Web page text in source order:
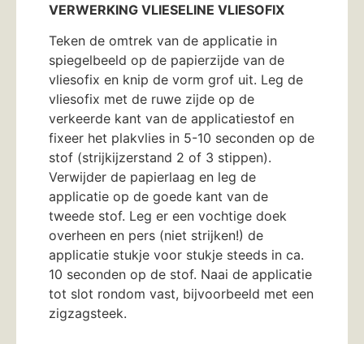
VERWERKING VLIESELINE VLIESOFIX
Teken de omtrek van de applicatie in
spiegelbeeld op de papierzijde van de
vliesofix en knip de vorm grof uit. Leg de
vliesofix met de ruwe zijde op de
verkeerde kant van de applicatiestof en
fixeer het plakvlies in 5-10 seconden op de
stof (strijkijzerstand 2 of 3 stippen).
Verwijder de papierlaag en leg de
applicatie op de goede kant van de
tweede stof. Leg er een vochtige doek
overheen en pers (niet strijken!) de
applicatie stukje voor stukje steeds in ca.
10 seconden op de stof. Naai de applicatie
tot slot rondom vast, bijvoorbeeld met een
zigzagsteek.